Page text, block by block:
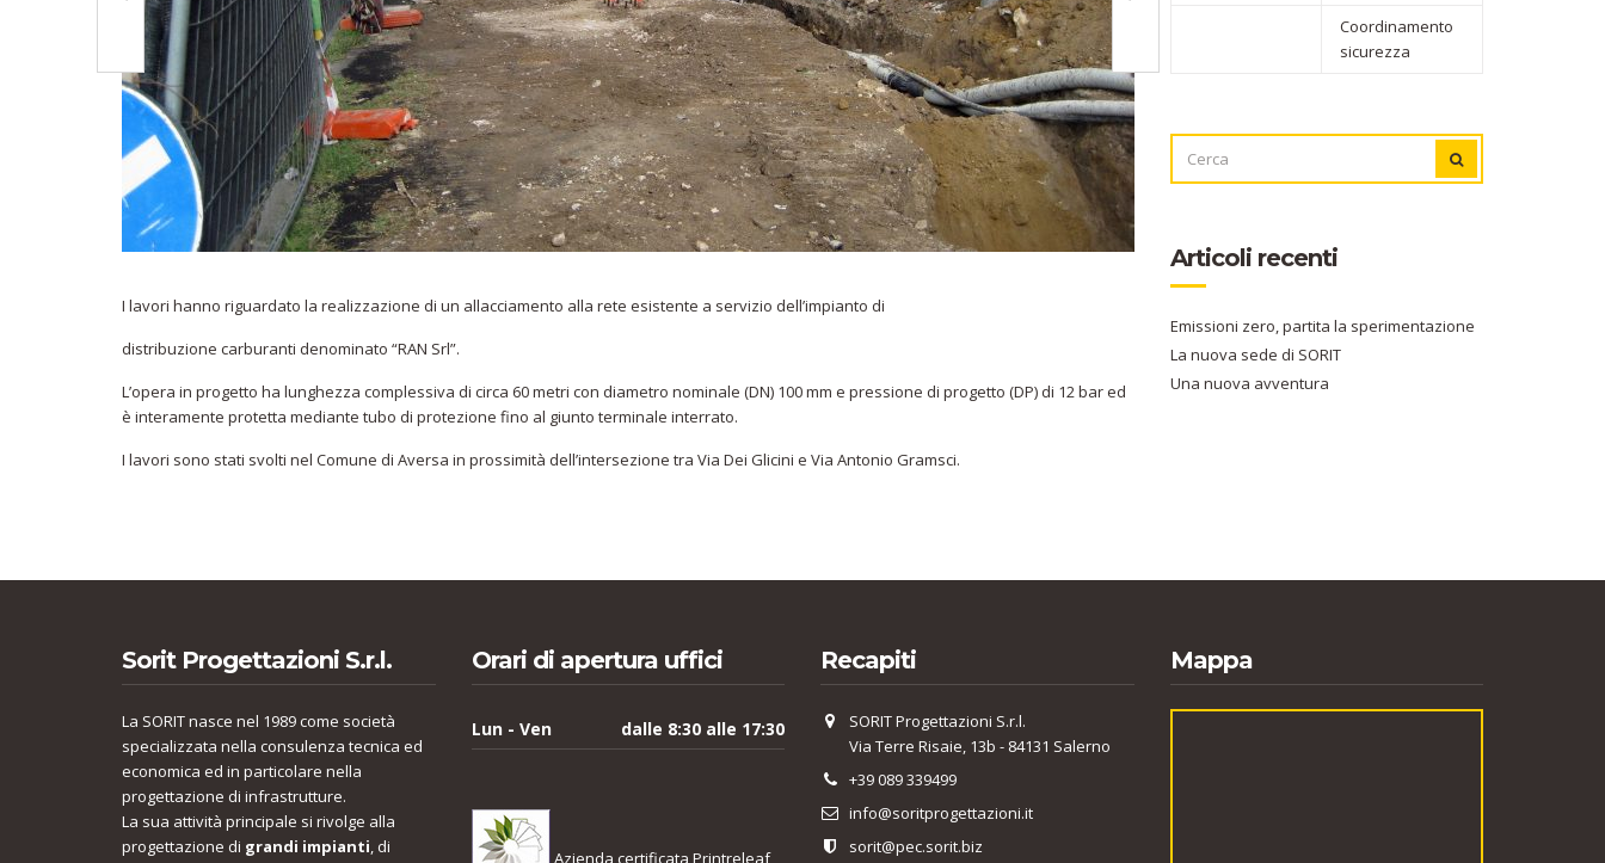
I lavori hanno riguardato la realizzazione di un allacciamento alla rete esistente a servizio dell’impianto di
distribuzione carburanti denominato “RAN Srl”.
L’opera in progetto ha lunghezza complessiva di circa 60 metri con diametro nominale (DN) 100 mm e pressione di progetto (DP) di 12 bar ed
è interamente protetta mediante tubo di protezione fino al giunto terminale interrato.
I lavori sono stati svolti nel Comune di Aversa in prossimità dell’intersezione tra Via Dei Glicini e Via Antonio Gramsci.
Coordinamento
sicurezza
PER:
Articoli recenti
Emissioni zero, partita la sperimentazione
La nuova sede di SORIT
Una nuova avventura
Sorit Progettazioni S.r.l.
La SORIT nasce nel 1989 come società
specializzata nella consulenza tecnica ed
economica ed in particolare nella
progettazione di infrastrutture.
La sua attività principale si rivolge alla
progettazione di grandi impianti, di
Orari di apertura uffici
Lun - Ven dalle 8:30 alle 17:30
Azienda certificata Printreleaf
Recapiti
SORIT Progettazioni S.r.l.
Via Terre Risaie, 13b - 84131 Salerno
+39 089 339499
info@soritprogettazioni.it
sorit@pec.sorit.biz
Mappa